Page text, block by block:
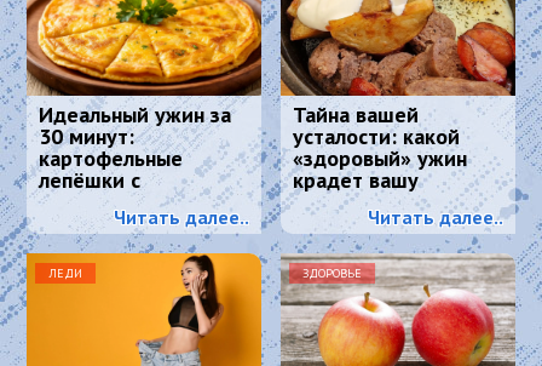
Идеальный ужин за
30 минут:
картофельные
лепёшки с
хрустящей корочкой
и тягучим сыром
Читать далее..
Тайна вашей
усталости: какой
«здоровый» ужин
крадет вашу
энергию и красоту
Читать далее..
ЛЕДИ ЗДОРОВЬЕ